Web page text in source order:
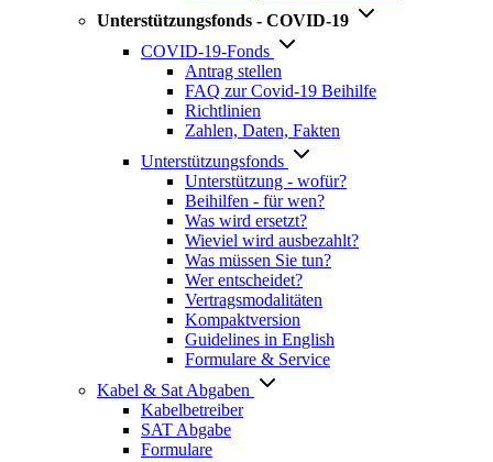
Unterstützungsfonds - COVID-19
COVID-19-Fonds
Antrag stellen
FAQ zur Covid-19 Beihilfe
Richtlinien
Zahlen, Daten, Fakten
Unterstützungsfonds
Unterstützung - wofür?
Beihilfen - für wen?
Was wird ersetzt?
Wieviel wird ausbezahlt?
Was müssen Sie tun?
Wer entscheidet?
Vertragsmodalitäten
Kompaktversion
Guidelines in English
Formulare & Service
Kabel & Sat Abgaben
Kabelbetreiber
SAT Abgabe
Formulare